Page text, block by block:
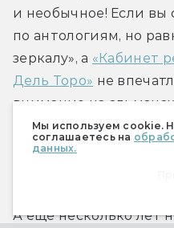
Мы используем cookie.
соглашаетесь на
данных.
и необычное! Если вы
по антологиям, но
зеркалу», а «Кабинет
Дель Торо» не
внимание на
который сколотил
триллерах и ужасах о
А ещё несколько лет